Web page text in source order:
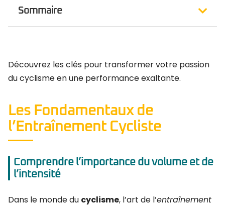
Sommaire
Découvrez les clés pour transformer votre passion
du cyclisme en une performance exaltante.
Les Fondamentaux de
l’Entraînement Cycliste
Comprendre l’importance du volume et de
l’intensité
Dans le monde du cyclisme, l’art de l’entraînement